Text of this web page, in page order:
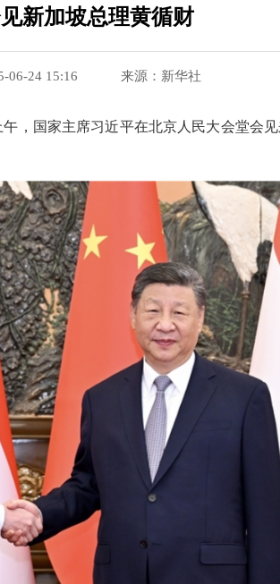
新加坡总理黄循财
06-24 15:16 来源：新华社
，国家主席习近平在北京人民大会堂会